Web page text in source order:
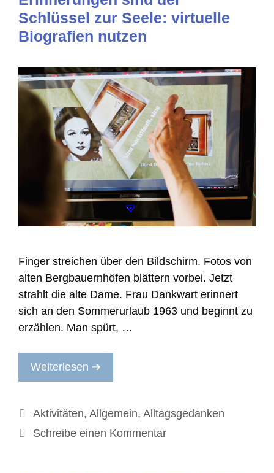
Schlüssel zur Seele: virtuelle
Biografien nutzen
Finger streichen über den Bildschirm. Fotos von
alten Bergbauernhöfen blättern vorbei. Jetzt
strahlt die alte Dame. Frau Dankwart erinnert
sich an den Sommerurlaub 1963 und beginnt zu
erzählen. Man spürt, …
Weiterlesen ➔
Kategorien
Aktivitäten, Allgemein, Alltagsgedanken
Schreibe einen Kommentar